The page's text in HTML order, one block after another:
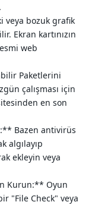
veya bozuk grafik
Ekran kartınızın
web
Paketlerini
çalışması için
en son
Bazen antivirüs
algılayıp
ekleyin veya
Kurun:** Oyun
"File Check" veya